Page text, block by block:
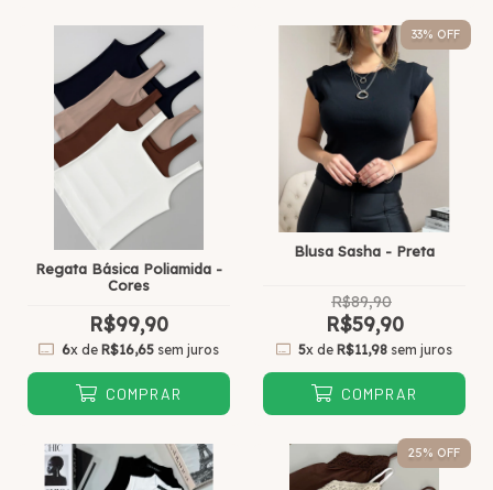
Regata Básica Poliamida -
Cores
R$99,90
6x de R$16,65sem juros
COMPRAR
33% OFF
Blusa Sasha - Preta
R$89,90
R$59,90
5x de R$11,98 sem juros
COMPRAR
25% OFF